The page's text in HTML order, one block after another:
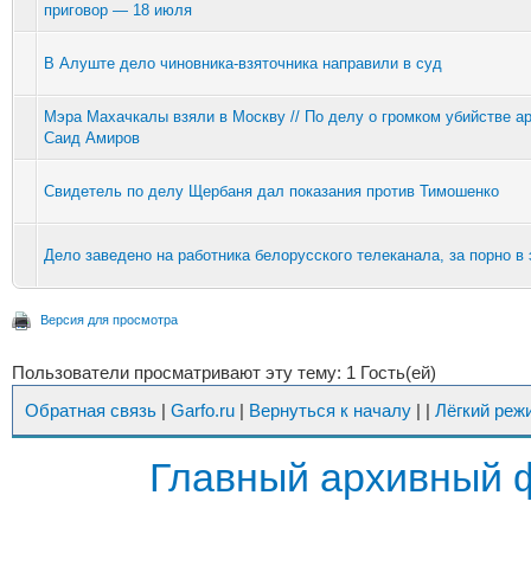
приговор — 18 июля
В Алуште дело чиновника-взяточника направили в суд
Мэра Махачкалы взяли в Москву // По делу о громком убийстве
Саид Амиров
Свидетель по делу Щербаня дал показания против Тимошенко
Дело заведено на работника белорусского телеканала, за порно
Версия для просмотра
Пользователи просматривают эту тему: 1 Гость(ей)
Обратная связь | Garfo.ru | Вернуться к началу | | Лёгкий
Главный архивный